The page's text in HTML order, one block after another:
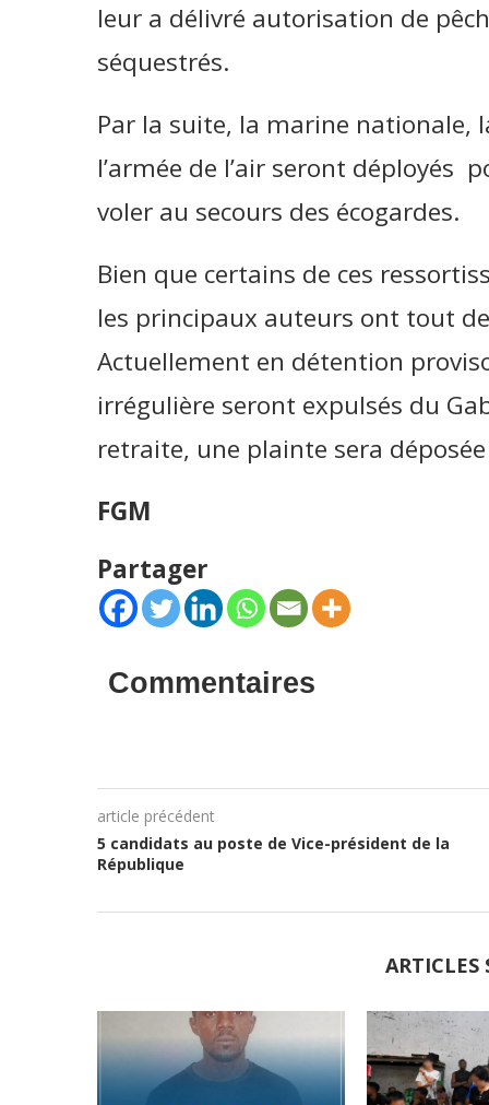
leur a délivré autorisation de
séquestrés.
Par la suite, la marine nationale,
l’armée de l’air seront
voler au secours des écogardes.
Bien que certains de ces
les principaux auteurs ont tout
Actuellement en détention
irrégulière seront expulsés du
retraite, une plainte sera
FGM
Partager
Commentaires
article précédent
5 candidats au poste de Vice-président de la
République
ARTICLES